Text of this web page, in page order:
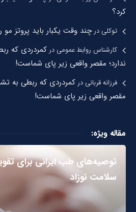
کرد؟
توکلیدرچند وقت یکبار باید پروتز
کارشناس روابط عمومیدر کمردردی که
ندارد؛ مقصر واقعی زیر پای شماست!
فرزانه قربانیدر کمردردی که ربطی به
مقصر واقعی زیر پای شماست!
مقاله ویژه:
توصیه‌های طب ایرانی برای
سلامت نوزاد